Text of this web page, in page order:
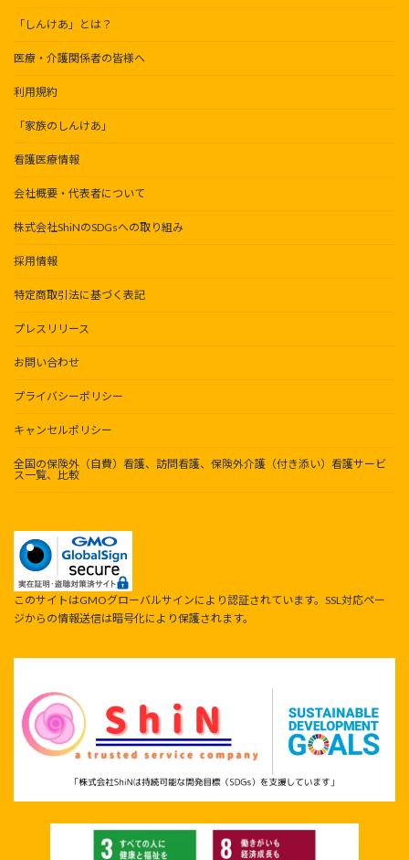
「しんけあ」とは？
医療・介護関係者の皆様へ
利用規約
「家族のしんけあ」
看護医療情報
会社概要・代表者について
株式会社ShiNのSDGsへの取り組み
採用情報
特定商取引法に基づく表記
プレスリリース
お問い合わせ
プライバシーポリシー
キャンセルポリシー
全国の保険外（自費）看護、訪問看護、保険外介護（付き添い）看護サービ
ス一覧、比較
このサイトはGMOグローバルサインにより認証されています。SSL対応ペー
ジからの情報送信は暗号化により保護されます。